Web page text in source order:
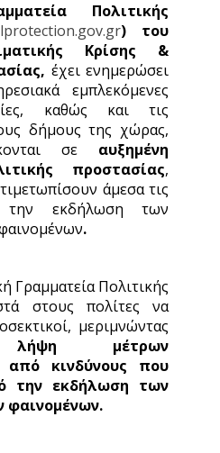
Πολιτικής
)
του
Κρίσης &
έχει ενημερώσει
εμπλεκόμενες
καθώς και τις
δήμους της χώρας,
σε αυξημένη
προστασίας,
άμεσα τις
την εκδήλωση των
.
Γραμματεία Πολιτικής
στους πολίτες να
μεριμνώντας
λήψη μέτρων
από
κινδύνους που
την εκδήλωση των
φαινομένων.